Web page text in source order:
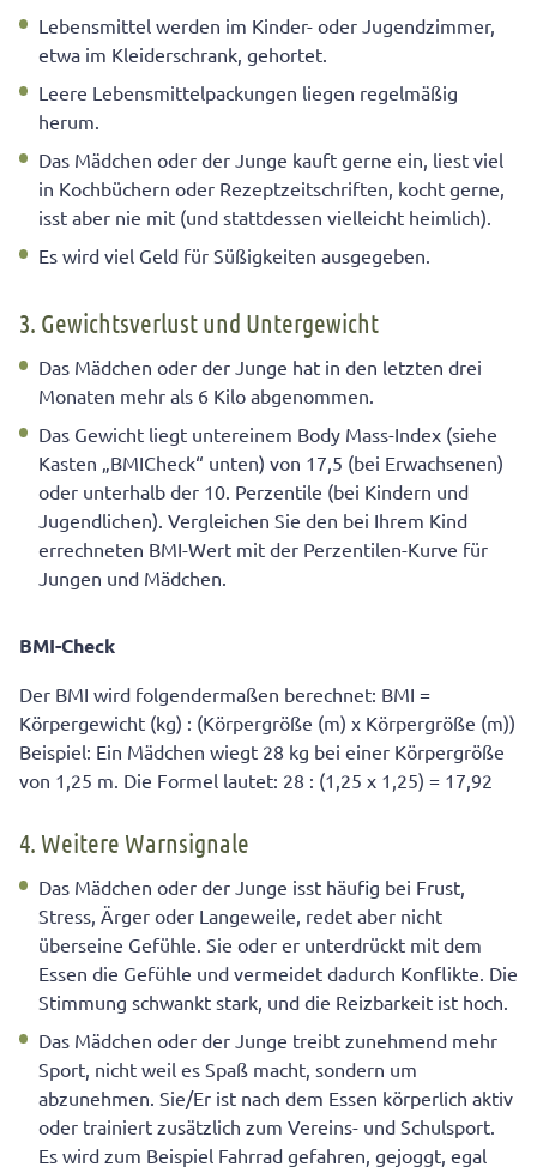
Lebensmittel werden im Kinder- oder Jugendzimmer,
etwa im Kleiderschrank, gehortet.
Leere Lebensmittelpackungen liegen regelmäßig
herum.
Das Mädchen oder der Junge kauft gerne ein, liest viel
in Kochbüchern oder Rezeptzeitschriften, kocht gerne,
isst aber nie mit (und stattdessen vielleicht heimlich).
Es wird viel Geld für Süßigkeiten ausgegeben.
3. Gewichtsverlust und Untergewicht
Das Mädchen oder der Junge hat in den letzten drei
Monaten mehr als 6 Kilo abgenommen.
Das Gewicht liegt untereinem Body Mass-Index (siehe
Kasten „BMICheck“ unten) von 17,5 (bei Erwachsenen)
oder unterhalb der 10. Perzentile (bei Kindern und
Jugendlichen). Vergleichen Sie den bei Ihrem Kind
errechneten BMI-Wert mit der Perzentilen-Kurve für
Jungen und Mädchen.
BMI-Check
Der BMI wird folgendermaßen berechnet: BMI =
Körpergewicht (kg) : (Körpergröße (m) x Körpergröße (m))
Beispiel: Ein Mädchen wiegt 28 kg bei einer Körpergröße
von 1,25 m. Die Formel lautet: 28 : (1,25 x 1,25) = 17,92
4. Weitere Warnsignale
Das Mädchen oder der Junge isst häufig bei Frust,
Stress, Ärger oder Langeweile, redet aber nicht
überseine Gefühle. Sie oder er unterdrückt mit dem
Essen die Gefühle und vermeidet dadurch Konflikte. Die
Stimmung schwankt stark, und die Reizbarkeit ist hoch.
Das Mädchen oder der Junge treibt zunehmend mehr
Sport, nicht weil es Spaß macht, sondern um
abzunehmen. Sie/Er ist nach dem Essen körperlich aktiv
oder trainiert zusätzlich zum Vereins- und Schulsport.
Es wird zum Beispiel Fahrrad gefahren, gejoggt, egal